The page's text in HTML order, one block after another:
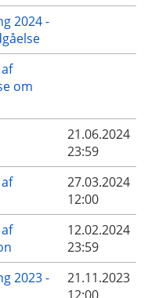
2024 -
om
21.06.2024
23:59
27.03.2024
12:00
12.02.2024
23:59
2023 -
21.11.2023